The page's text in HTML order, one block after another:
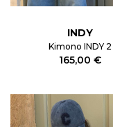
INDY
Kimono INDY 2
165,00 €